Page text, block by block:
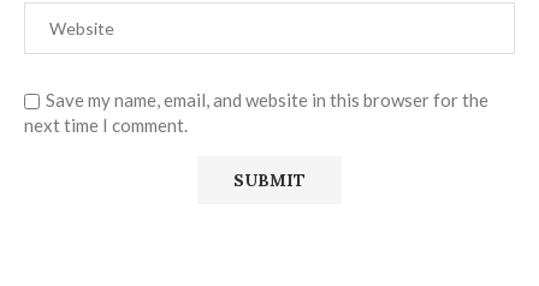
Save my name, email, and website in this browser for the
next time I comment.